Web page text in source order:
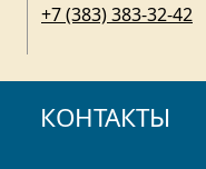
+7 (383) 383-32-42
КОНТАКТЫ